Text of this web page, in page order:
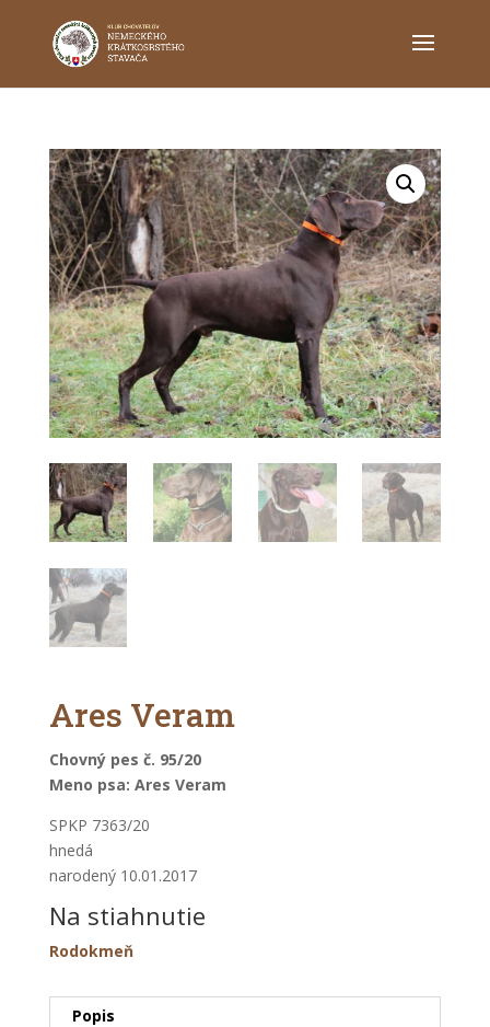
Ares Veram
Chovný pes č. 95/20
Meno psa: Ares Veram
SPKP 7363/20
hnedá
narodený 10.01.2017
Na stiahnutie
Rodokmeň
Popis